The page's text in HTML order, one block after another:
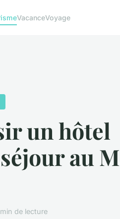
VacanceVoyage
un hôtel
au
de lecture